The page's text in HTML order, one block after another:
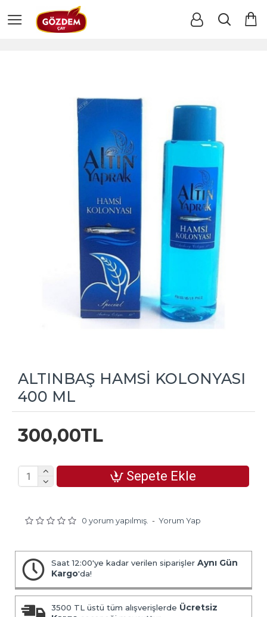
ALTINBAŞ HAMSİ KOLONYASI
400 ML
0 yorum yapılmış. - Yorum Yap
300,00TL
Sepete Ekle
Saat 12:00'ye kadar verilen siparişler Aynı Gün
Kargo'da!
3500 TL üstü tüm alışverişlerde Ücretsiz